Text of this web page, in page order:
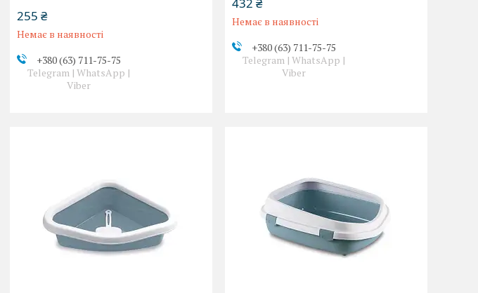
255 ₴
Немає в наявності
+380 (63) 711-75-75
Telegram | WhatsApp |
Viber
Немає в наявності
+380 (63) 711-75-75
Telegram | WhatsApp |
Viber